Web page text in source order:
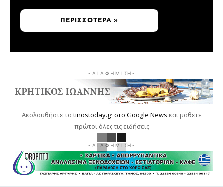
ΠΕΡΙΣΣΌΤΕΡΑ »
- Δ Ι Α Φ Η Μ Ι ΣΗ -
Ακολουθήστε το tinostoday.gr στο Google News και μάθετε
πρώτοι όλες τις ειδήσεις
- Δ Ι Α Φ Η Μ Ι ΣΗ -